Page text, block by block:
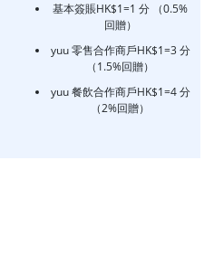
基本簽賬HK$1=1 分 （0.5%
回贈）
yuu 零售合作商戶HK$1=3 分
（1.5%回贈）
yuu 餐飲合作商戶HK$1=4 分
（2%回贈）